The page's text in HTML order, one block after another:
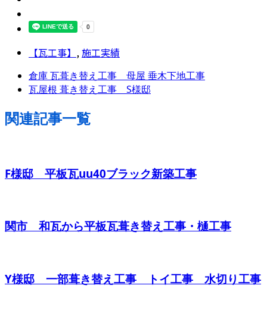
【瓦工事】 ,施工実績
倉庫 瓦葺き替え工事 母屋 垂木下地工事
瓦屋根 葺き替え工事 S様邸
関連記事一覧
F様邸 平板瓦uu40ブラック新築工事
関市 和瓦から平板瓦葺き替え工事・樋工事
Y様邸 一部葺き替え工事 トイ工事 水切り工事